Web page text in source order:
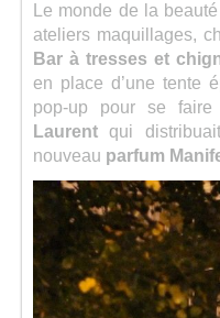
Le monde de la
ateliers maquillages,
Bar à tresses et
en place d’une tente
pop-up pour se
Laurent qui
nouveau parfum